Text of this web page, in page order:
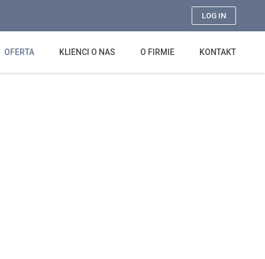
LOG IN
OFERTA KLIENCI O NAS O FIRMIE KONTAKT